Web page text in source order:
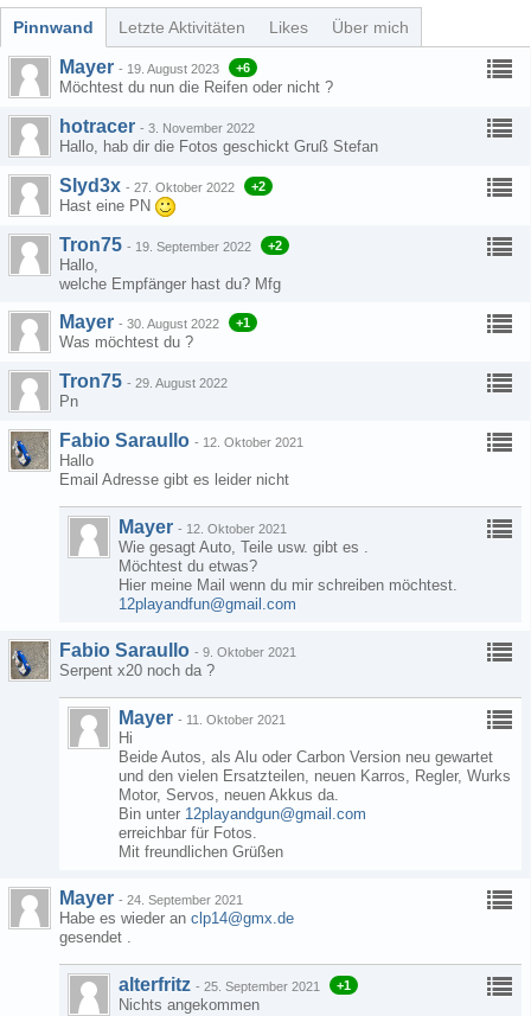
Pinnwand Letzte Aktivitäten Likes Über mich
Mayer - 19. August 2023 +6
Möchtest du nun die Reifen oder nicht ?
hotracer - 3. November 2022
Hallo, hab dir die Fotos geschickt Gruß Stefan
Slyd3x - 27. Oktober 2022 +2
Hast eine PN
Tron75 - 19. September 2022 +2
Hallo,
welche Empfänger hast du? Mfg
Mayer - 30. August 2022 +1
Was möchtest du ?
Tron75 - 29. August 2022
Pn
Fabio Saraullo - 12. Oktober 2021
Hallo
Email Adresse gibt es leider nicht
Mayer - 12. Oktober 2021
Wie gesagt Auto, Teile usw. gibt es .
Möchtest du etwas?
Hier meine Mail wenn du mir schreiben möchtest.
12playandfun@gmail.com
Fabio Saraullo - 9. Oktober 2021
Serpent x20 noch da ?
Mayer - 11. Oktober 2021
Hi
Beide Autos, als Alu oder Carbon Version neu gewartet
und den vielen Ersatzteilen, neuen Karros, Regler, Wurks
Motor, Servos, neuen Akkus da.
Bin unter 12playandgun@gmail.com
erreichbar für Fotos.
Mit freundlichen Grüßen
Mayer - 24. September 2021
Habe es wieder an clp14@gmx.de
gesendet .
alterfritz - 25. September 2021 +1
Nichts angekommen